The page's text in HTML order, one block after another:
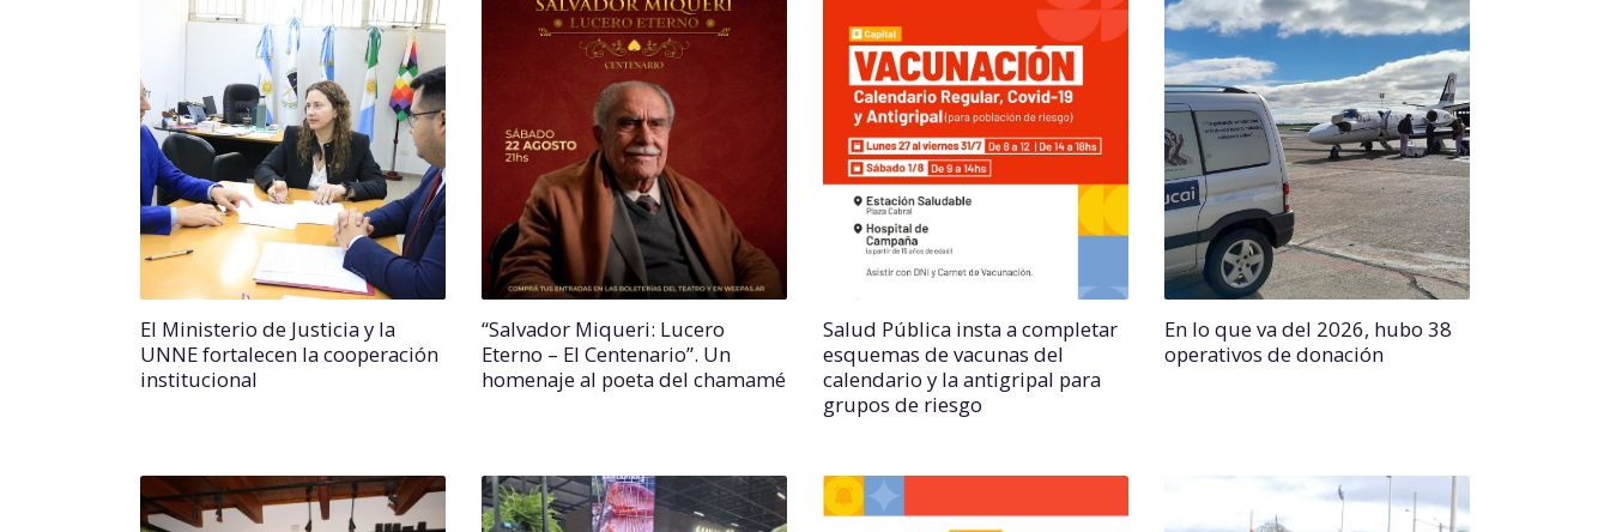
El Ministerio de Justicia y la
UNNE fortalecen la cooperación
institucional
“Salvador Miqueri: Lucero
Eterno – El Centenario”. Un
homenaje al poeta del chamamé
Salud Pública insta a completar
esquemas de vacunas del
calendario y la antigripal para
grupos de riesgo
En lo que va del 2026, hubo 38
operativos de donación